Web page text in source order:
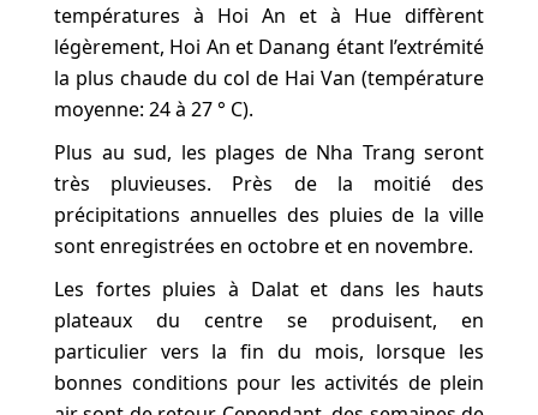
températures à Hoi An et à Hue diffèrent
légèrement, Hoi An et Danang étant l’extrémité
la plus chaude du col de Hai Van (température
moyenne: 24 à 27 ° C).
Plus au sud, les plages de Nha Trang seront
très pluvieuses. Près de la moitié des
précipitations annuelles des pluies de la ville
sont enregistrées en octobre et en novembre.
Les fortes pluies à Dalat et dans les hauts
plateaux du centre se produisent, en
particulier vers la fin du mois, lorsque les
bonnes conditions pour les activités de plein